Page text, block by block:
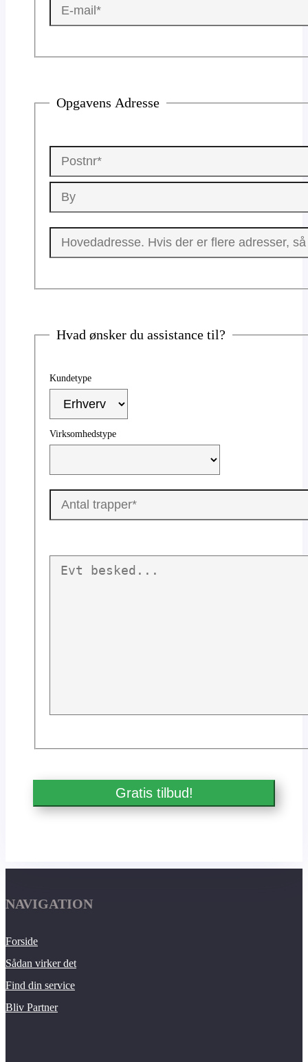
Opgavens Adresse
Hvad ønsker du assistance til?
Kundetype
Virksomhedstype
NAVIGATION
Forside
Sådan virker det
Find din service
Bliv Partner